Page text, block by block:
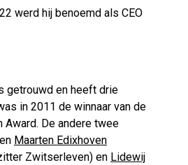
werd hij benoemd als CEO
getrouwd en heeft drie
in 2011 de winnaar van de
Award. De andere twee
Maarten Edixhoven
Zwitserleven) en Lidewij